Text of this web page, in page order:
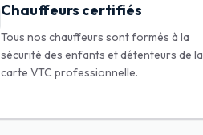
Chauffeurs certifiés
Tous nos chauffeurs sont formés à la
sécurité des enfants et détenteurs de la
carte VTC professionnelle.